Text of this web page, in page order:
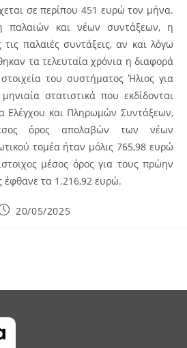
σε περίπου 451 ευρώ τον μήνα.
παλαιών και νέων συντάξεων, η
τις παλαιές συντάξεις, αν και λόγω
τα τελευταία χρόνια η διαφορά
του συστήματος Ήλιος για
στατιστικά που εκδίδονται
Ελέγχου και Πληρωμών Συντάξεων,
όρος απολαβών των νέων
τομέα ήταν μόλις 765,98 ευρώ
μέσος όρος για τους πρώην
έφθανε τα 1.216,92 ευρώ.
20/05/2025